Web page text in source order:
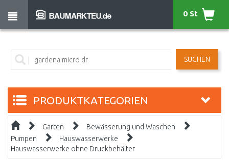
SUCHEN
0 St
PRODUKTKATEGORIEN
Garten
Bewässerung und Waschen
Pumpen
Hauswasserwerke
Hauswasserwerke ohne Druckbehälter